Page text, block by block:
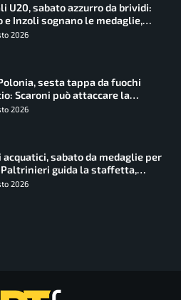
U20, sabato azzurro da brividi:
e Inzoli sognano le medaglie,
e Succo in finale
2026
sesta tappa da fuochi
Scaroni può attaccare la
Lemmen
2026
acquatici, sabato da medaglie per
Paltrinieri guida la staffetta,
sogna l’oro dalle grandi altezze
2026